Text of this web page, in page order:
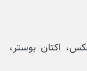
اکتان بوستر،